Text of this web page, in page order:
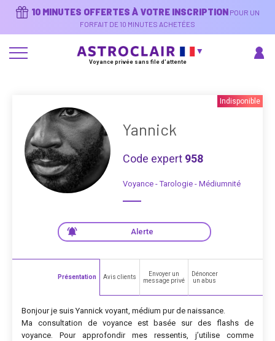
10 MINUTES OFFERTES À VOTRE INSCRIPTION POUR UN
FORFAIT DE 10 MINUTES ACHETÉES
Voyance privée sans file d'attente
Indisponible
Yannick
Code expert 958
Voyance - Tarologie - Médiumnité
Alerte
Présentation Avis clients
Envoyer un
message privé
Dénoncer
un abus
Bonjour je suis Yannick voyant, médium pur de naissance.
Ma consultation de voyance est basée sur des flashs de
voyance. Pour approfondir mes ressentis, j’utilise comme